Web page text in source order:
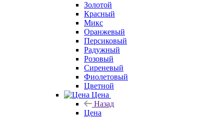
Золотой
Красный
Микс
Оранжевый
Персиковый
Радужный
Розовый
Сиреневый
Фиолетовый
Цветной
Цена
Назад
Цена